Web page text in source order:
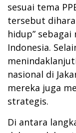
sesuai tema
tersebut
hidup”
Indonesia.
nasional di
mereka juga
strategis.
Di antara